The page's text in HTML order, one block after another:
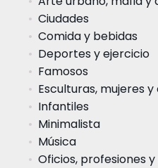
Ciudades
Comida y bebidas
Deportes y ejercicio
Famosos
Esculturas, mujeres
Infantiles
Minimalista
Música
Oficios, profesiones